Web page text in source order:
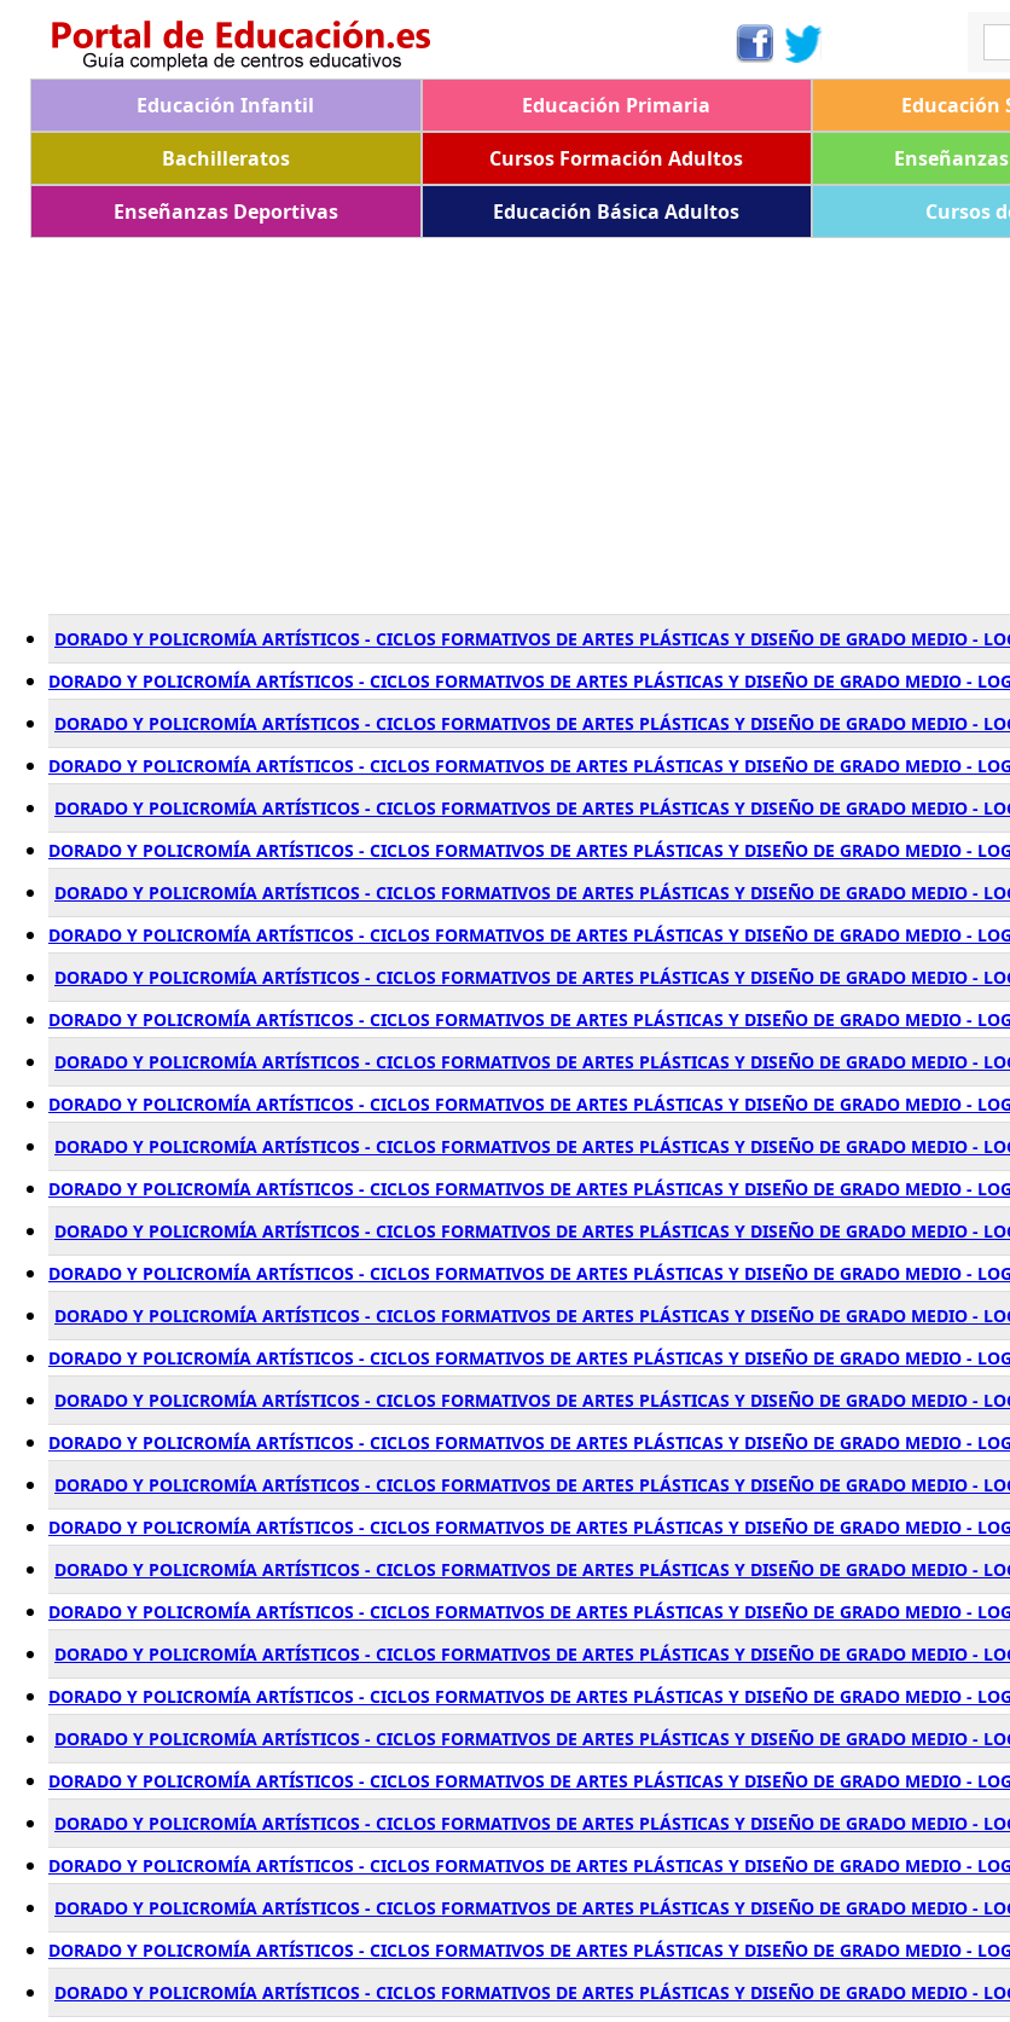
Educación Infantil Educación Primaria Educación
Bachilleratos
Cursos Formación Adultos
Enseñanzas Deportivas
Educación Básica Adultos Cursos
DORADO Y POLICROMÍA ARTÍSTICOS - CICLOS FORMATIVOS DE ARTES PLÁSTICAS Y DISEÑO DE GRADO MEDIO -
DORADO Y POLICROMÍA ARTÍSTICOS - CICLOS FORMATIVOS DE ARTES PLÁSTICAS Y DISEÑO DE GRADO MEDIO -
DORADO Y POLICROMÍA ARTÍSTICOS - CICLOS FORMATIVOS DE ARTES PLÁSTICAS Y DISEÑO DE GRADO MEDIO -
DORADO Y POLICROMÍA ARTÍSTICOS - CICLOS FORMATIVOS DE ARTES PLÁSTICAS Y DISEÑO DE GRADO MEDIO -
DORADO Y POLICROMÍA ARTÍSTICOS - CICLOS FORMATIVOS DE ARTES PLÁSTICAS Y DISEÑO DE GRADO MEDIO -
DORADO Y POLICROMÍA ARTÍSTICOS - CICLOS FORMATIVOS DE ARTES PLÁSTICAS Y DISEÑO DE GRADO MEDIO -
DORADO Y POLICROMÍA ARTÍSTICOS - CICLOS FORMATIVOS DE ARTES PLÁSTICAS Y DISEÑO DE GRADO MEDIO -
DORADO Y POLICROMÍA ARTÍSTICOS - CICLOS FORMATIVOS DE ARTES PLÁSTICAS Y DISEÑO DE GRADO MEDIO -
DORADO Y POLICROMÍA ARTÍSTICOS - CICLOS FORMATIVOS DE ARTES PLÁSTICAS Y DISEÑO DE GRADO MEDIO -
DORADO Y POLICROMÍA ARTÍSTICOS - CICLOS FORMATIVOS DE ARTES PLÁSTICAS Y DISEÑO DE GRADO MEDIO -
DORADO Y POLICROMÍA ARTÍSTICOS - CICLOS FORMATIVOS DE ARTES PLÁSTICAS Y DISEÑO DE GRADO MEDIO -
DORADO Y POLICROMÍA ARTÍSTICOS - CICLOS FORMATIVOS DE ARTES PLÁSTICAS Y DISEÑO DE GRADO MEDIO -
DORADO Y POLICROMÍA ARTÍSTICOS - CICLOS FORMATIVOS DE ARTES PLÁSTICAS Y DISEÑO DE GRADO MEDIO -
DORADO Y POLICROMÍA ARTÍSTICOS - CICLOS FORMATIVOS DE ARTES PLÁSTICAS Y DISEÑO DE GRADO MEDIO -
DORADO Y POLICROMÍA ARTÍSTICOS - CICLOS FORMATIVOS DE ARTES PLÁSTICAS Y DISEÑO DE GRADO MEDIO -
DORADO Y POLICROMÍA ARTÍSTICOS - CICLOS FORMATIVOS DE ARTES PLÁSTICAS Y DISEÑO DE GRADO MEDIO -
DORADO Y POLICROMÍA ARTÍSTICOS - CICLOS FORMATIVOS DE ARTES PLÁSTICAS Y DISEÑO DE GRADO MEDIO -
DORADO Y POLICROMÍA ARTÍSTICOS - CICLOS FORMATIVOS DE ARTES PLÁSTICAS Y DISEÑO DE GRADO MEDIO -
DORADO Y POLICROMÍA ARTÍSTICOS - CICLOS FORMATIVOS DE ARTES PLÁSTICAS Y DISEÑO DE GRADO MEDIO -
DORADO Y POLICROMÍA ARTÍSTICOS - CICLOS FORMATIVOS DE ARTES PLÁSTICAS Y DISEÑO DE GRADO MEDIO -
DORADO Y POLICROMÍA ARTÍSTICOS - CICLOS FORMATIVOS DE ARTES PLÁSTICAS Y DISEÑO DE GRADO MEDIO -
DORADO Y POLICROMÍA ARTÍSTICOS - CICLOS FORMATIVOS DE ARTES PLÁSTICAS Y DISEÑO DE GRADO MEDIO -
DORADO Y POLICROMÍA ARTÍSTICOS - CICLOS FORMATIVOS DE ARTES PLÁSTICAS Y DISEÑO DE GRADO MEDIO -
DORADO Y POLICROMÍA ARTÍSTICOS - CICLOS FORMATIVOS DE ARTES PLÁSTICAS Y DISEÑO DE GRADO MEDIO -
DORADO Y POLICROMÍA ARTÍSTICOS - CICLOS FORMATIVOS DE ARTES PLÁSTICAS Y DISEÑO DE GRADO MEDIO -
DORADO Y POLICROMÍA ARTÍSTICOS - CICLOS FORMATIVOS DE ARTES PLÁSTICAS Y DISEÑO DE GRADO MEDIO -
DORADO Y POLICROMÍA ARTÍSTICOS - CICLOS FORMATIVOS DE ARTES PLÁSTICAS Y DISEÑO DE GRADO MEDIO -
DORADO Y POLICROMÍA ARTÍSTICOS - CICLOS FORMATIVOS DE ARTES PLÁSTICAS Y DISEÑO DE GRADO MEDIO -
DORADO Y POLICROMÍA ARTÍSTICOS - CICLOS FORMATIVOS DE ARTES PLÁSTICAS Y DISEÑO DE GRADO MEDIO -
DORADO Y POLICROMÍA ARTÍSTICOS - CICLOS FORMATIVOS DE ARTES PLÁSTICAS Y DISEÑO DE GRADO MEDIO -
DORADO Y POLICROMÍA ARTÍSTICOS - CICLOS FORMATIVOS DE ARTES PLÁSTICAS Y DISEÑO DE GRADO MEDIO -
DORADO Y POLICROMÍA ARTÍSTICOS - CICLOS FORMATIVOS DE ARTES PLÁSTICAS Y DISEÑO DE GRADO MEDIO -
DORADO Y POLICROMÍA ARTÍSTICOS - CICLOS FORMATIVOS DE ARTES PLÁSTICAS Y DISEÑO DE GRADO MEDIO -